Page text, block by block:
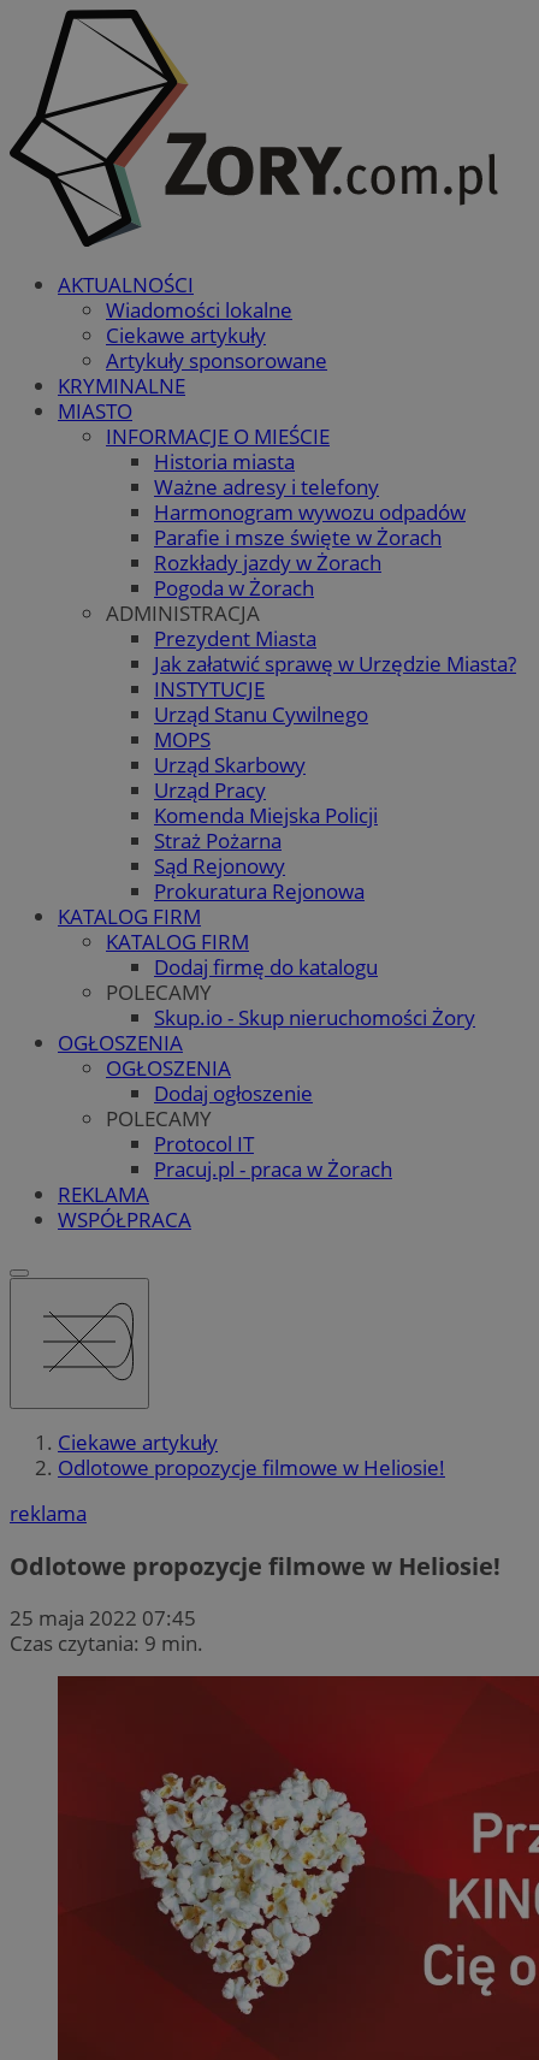
AKTUALNOŚCI
Wiadomości lokalne
Ciekawe artykuły
Artykuły sponsorowane
KRYMINALNE
MIASTO
INFORMACJE O MIEŚCIE
Historia miasta
Ważne adresy i telefony
Harmonogram wywozu odpadów
Parafie i msze święte w Żorach
Rozkłady jazdy w Żorach
Pogoda w Żorach
ADMINISTRACJA
Prezydent Miasta
Jak załatwić sprawę w Urzędzie Miasta?
INSTYTUCJE
Urząd Stanu Cywilnego
MOPS
Urząd Skarbowy
Urząd Pracy
Komenda Miejska Policji
Straż Pożarna
Sąd Rejonowy
Prokuratura Rejonowa
KATALOG FIRM
KATALOG FIRM
Dodaj firmę do katalogu
POLECAMY
Skup.io - Skup nieruchomości Żory
OGŁOSZENIA
OGŁOSZENIA
Dodaj ogłoszenie
POLECAMY
Protocol IT
Pracuj.pl - praca w Żorach
REKLAMA
WSPÓŁPRACA
Ciekawe artykuły
Odlotowe propozycje filmowe w Heliosie!
reklama
Odlotowe propozycje filmowe w Heliosie!
25 maja 2022 07:45
Czas czytania: 9 min.